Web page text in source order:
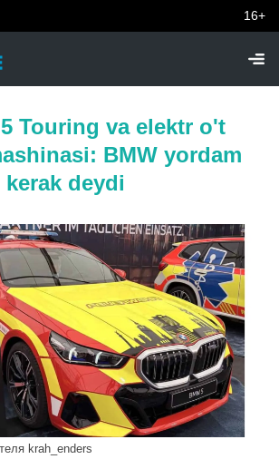
16+
Touring va elektr o't
BMW yordam
deydi
krah_enders